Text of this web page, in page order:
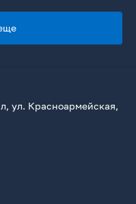
ул. Красноармейская,